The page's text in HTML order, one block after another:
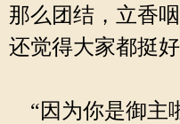
那么团结，立香
还觉得大家都挺
“因为你是御主